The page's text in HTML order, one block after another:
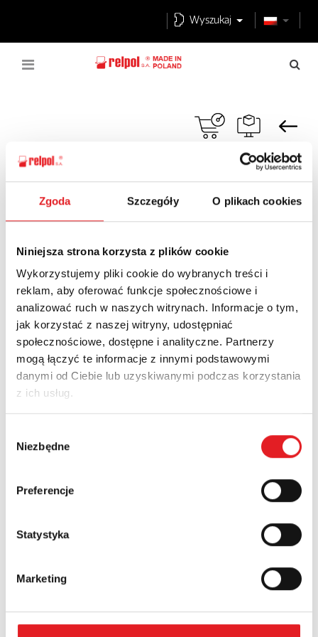
Zgoda Szczegóły O plikach cookies
Niniejsza strona korzysta z plików cookie
Wykorzystujemy pliki cookie do wybranych treści i
reklam, aby oferować funkcje społecznościowe i
analizować ruch w naszych witrynach. Informacje o tym,
jak korzystać z naszej witryny, udostępniać
społecznościowe, dostępne i analityczne. Partnerzy
mogą łączyć te informacje z innymi podstawowymi
danymi od Ciebie lub uzyskiwanymi podczas korzystania
z ich usług.
zgody
Niezbędne
Preferencje
Statystyka
Marketing
Wyszukaj
Polski producent przekaźników elektromagnetycznych i
Instrukcja bezpiecznego użytkowania
produktów Relpol S.A.
INSTRUKCJA BEZPIECZNEGO UŻYTKOWANIA
PRODUKTÓW RELPOL S.A.
Pobierz PDF